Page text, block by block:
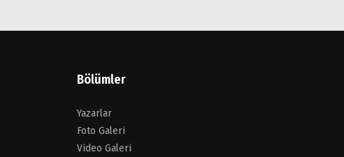
Bölümler
Yazarlar
Foto Galeri
Video Galeri